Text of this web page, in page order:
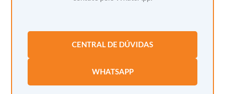
CENTRAL DE DÚVIDAS
WHATSAPP